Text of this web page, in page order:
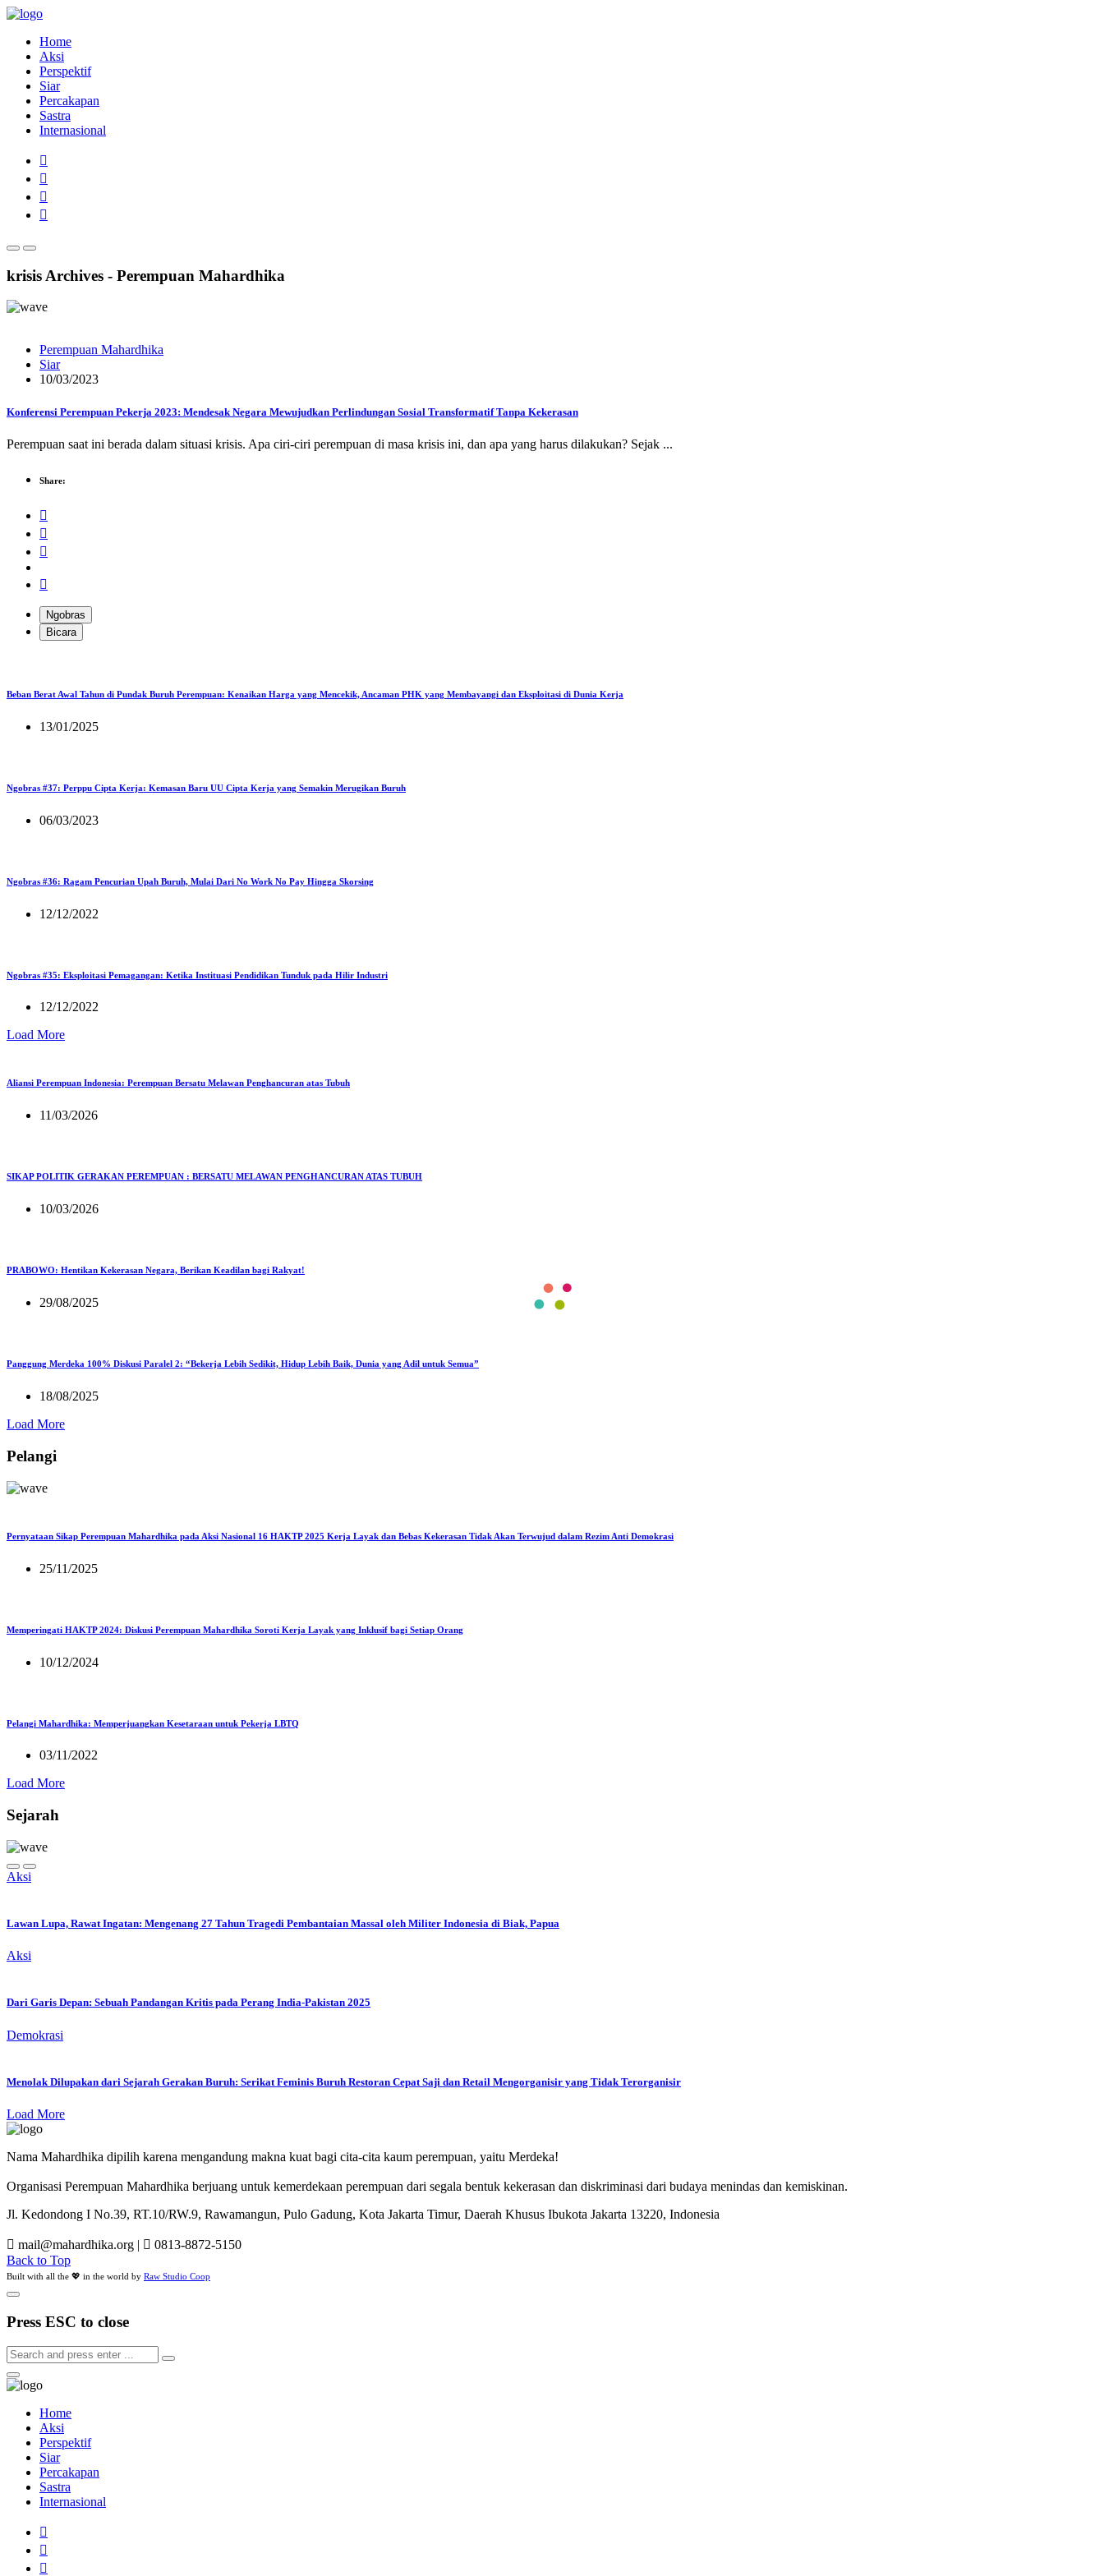
Home
Aksi
Perspektif
Siar
Percakapan
Sastra
Internasional
krisis Archives - Perempuan Mahardhika
Perempuan Mahardhika
Siar
10/03/2023
Konferensi Perempuan Pekerja 2023: Mendesak Negara Mewujudkan Perlindungan Sosial Transformatif Tanpa Kekerasan
Perempuan saat ini berada dalam situasi krisis. Apa ciri-ciri perempuan di masa krisis ini, dan apa yang harus dilakukan? Sejak ...
Share:
Ngobras
Bicara
Beban Berat Awal Tahun di Pundak Buruh Perempuan: Kenaikan Harga yang Mencekik, Ancaman PHK yang Membayangi dan Eksploitasi di Dunia Kerja
13/01/2025
Ngobras #37: Perppu Cipta Kerja: Kemasan Baru UU Cipta Kerja yang Semakin Merugikan Buruh
06/03/2023
Ngobras #36: Ragam Pencurian Upah Buruh, Mulai Dari No Work No Pay Hingga Skorsing
12/12/2022
Ngobras #35: Eksploitasi Pemagangan: Ketika Instituasi Pendidikan Tunduk pada Hilir Industri
12/12/2022
Load More
Aliansi Perempuan Indonesia: Perempuan Bersatu Melawan Penghancuran atas Tubuh
11/03/2026
SIKAP POLITIK GERAKAN PEREMPUAN : BERSATU MELAWAN PENGHANCURAN ATAS TUBUH
10/03/2026
PRABOWO: Hentikan Kekerasan Negara, Berikan Keadilan bagi Rakyat!
29/08/2025
Panggung Merdeka 100% Diskusi Paralel 2: “Bekerja Lebih Sedikit, Hidup Lebih Baik, Dunia yang Adil untuk Semua”
18/08/2025
Load More
Pelangi
Pernyataan Sikap Perempuan Mahardhika pada Aksi Nasional 16 HAKTP 2025 Kerja Layak dan Bebas Kekerasan Tidak Akan Terwujud dalam Rezim Anti Demokrasi
25/11/2025
Memperingati HAKTP 2024: Diskusi Perempuan Mahardhika Soroti Kerja Layak yang Inklusif bagi Setiap Orang
10/12/2024
Pelangi Mahardhika: Memperjuangkan Kesetaraan untuk Pekerja LBTQ
03/11/2022
Load More
Sejarah
Aksi
Lawan Lupa, Rawat Ingatan: Mengenang 27 Tahun Tragedi Pembantaian Massal oleh Militer Indonesia di Biak, Papua
Aksi
Dari Garis Depan: Sebuah Pandangan Kritis pada Perang India-Pakistan 2025
Demokrasi
Menolak Dilupakan dari Sejarah Gerakan Buruh: Serikat Feminis Buruh Restoran Cepat Saji dan Retail Mengorganisir yang Tidak Terorganisir
Load More
Nama Mahardhika dipilih karena mengandung makna kuat bagi cita-cita kaum perempuan, yaitu Merdeka!
Organisasi Perempuan Mahardhika berjuang untuk kemerdekaan perempuan dari segala bentuk kekerasan dan diskriminasi dari budaya menindas dan kemiskinan.
Jl. Kedondong I No.39, RT.10/RW.9, Rawamangun, Pulo Gadung, Kota Jakarta Timur, Daerah Khusus Ibukota Jakarta 13220, Indonesia
mail@mahardhika.org |
0813-8872-5150
Back to Top
Built with all the 💖 in the world by Raw Studio Coop
Press ESC to close
Home
Aksi
Perspektif
Siar
Percakapan
Sastra
Internasional